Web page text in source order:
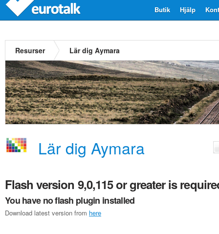
Hjälp
Butik
Resurser Lär dig Aymara
Lär dig Aymara
Flash version 9,0,115 or greater is
You have no flash plugin installed
Download latest version from here